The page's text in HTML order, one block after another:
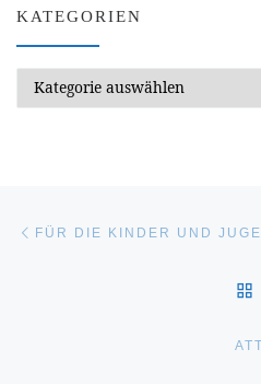
KATEGORIEN
FÜR DIE KINDER UND